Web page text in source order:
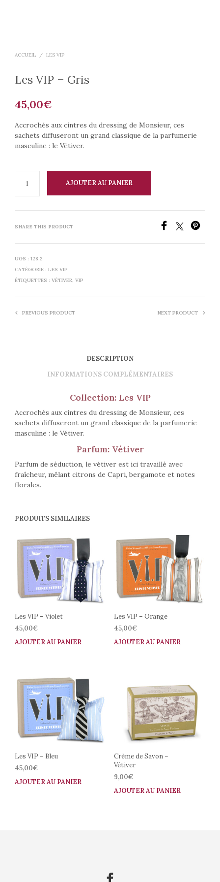
ACCUEIL / LES VIP
Les VIP – Gris
45,00€
Accrochés aux cintres du dressing de Monsieur, ces
sachets diffuseront un grand classique de la parfumerie
masculine : le Vétiver.
AJOUTER AU PANIER
SHARE THIS PRODUCT
UGS : 128.2
CATÉGORIE : LES VIP
ÉTIQUETTES : VÉTIVER, VIP
PREVIOUS PRODUCT NEXT PRODUCT
DESCRIPTION
INFORMATIONS COMPLÉMENTAIRES
Collection: Les VIP
Accrochés aux cintres du dressing de Monsieur, ces
sachets diffuseront un grand classique de la parfumerie
masculine : le Vétiver.
Parfum: Vétiver
Parfum de séduction, le vétiver est ici travaillé avec
fraîcheur, mêlant citrons de Capri, bergamote et notes
florales.
PRODUITS SIMILAIRES
Les VIP – Violet
45,00€
AJOUTER AU PANIER
Les VIP – Orange
45,00€
AJOUTER AU PANIER
Les VIP – Bleu
45,00€
AJOUTER AU PANIER
Crème de Savon –
Vétiver
9,00€
AJOUTER AU PANIER